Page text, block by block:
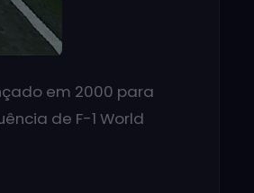
em 2000 para
de F-1 World